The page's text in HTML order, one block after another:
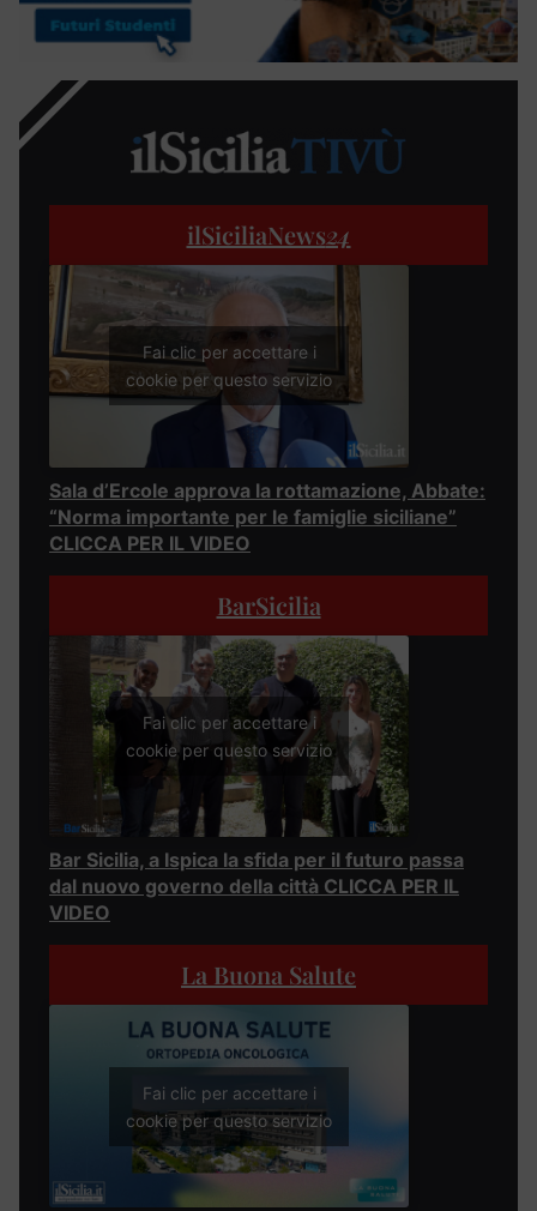
ilSiciliaNews24
Fai clic per accettare i
cookie per questo servizio
Sala d’Ercole approva la rottamazione, Abbate:
“Norma importante per le famiglie siciliane”
CLICCA PER IL VIDEO
BarSicilia
Fai clic per accettare i
cookie per questo servizio
Bar Sicilia, a Ispica la sfida per il futuro passa
dal nuovo governo della città CLICCA PER IL
VIDEO
La Buona Salute
Fai clic per accettare i
cookie per questo servizio